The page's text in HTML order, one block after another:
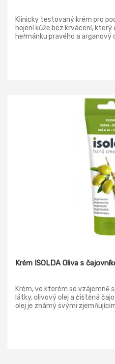
Klinicky testovaný krém pro
hojení kůže bez krvácení,
heřmánku pravého a arganový
svoji vitalitu a odolnost. Krém
Krém ISOLDA Oliva s
Krém, ve kterém se vzájemně
látky, olivový olej a čištěná
olej je známý svými